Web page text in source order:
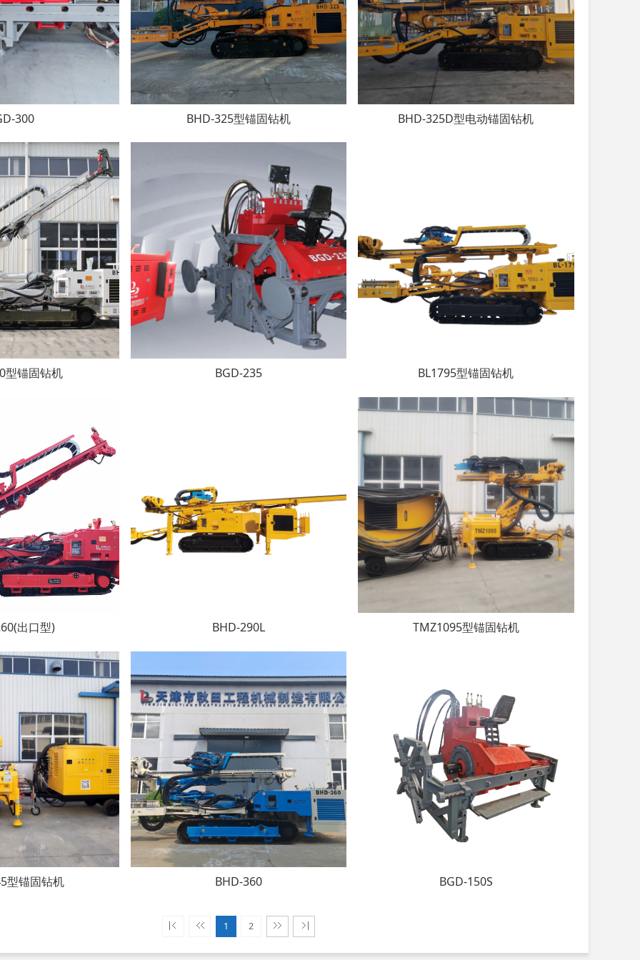
300 BHD-325型锚固钻机 BHD-325D型电动锚固钻机
型锚固钻机 BGD-235 BL1795型锚固钻机
出口型) BHD-290L TMZ1095型锚固钻机
型锚固钻机 BHD-360 BGD-150S
1 2